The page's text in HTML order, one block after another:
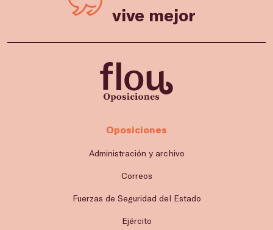
vive mejor
Oposiciones
Administración y archivo
Correos
Fuerzas de Seguridad del Estado
Ejército